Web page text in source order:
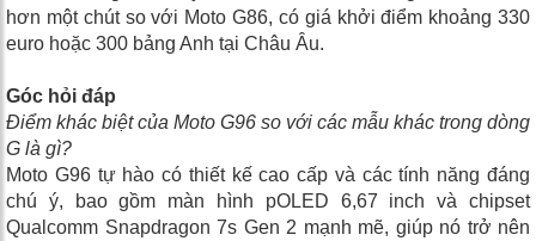
hơn một chút so với Moto G86, có giá khởi điểm khoảng 330
euro hoặc 300 bảng Anh tại Châu Âu.
Góc hỏi đáp
Điểm khác biệt của Moto G96 so với các mẫu khác trong dòng
G là gì?
Moto G96 tự hào có thiết kế cao cấp và các tính năng đáng
chú ý, bao gồm màn hình pOLED 6,67 inch và chipset
Qualcomm Snapdragon 7s Gen 2 mạnh mẽ, giúp nó trở nên